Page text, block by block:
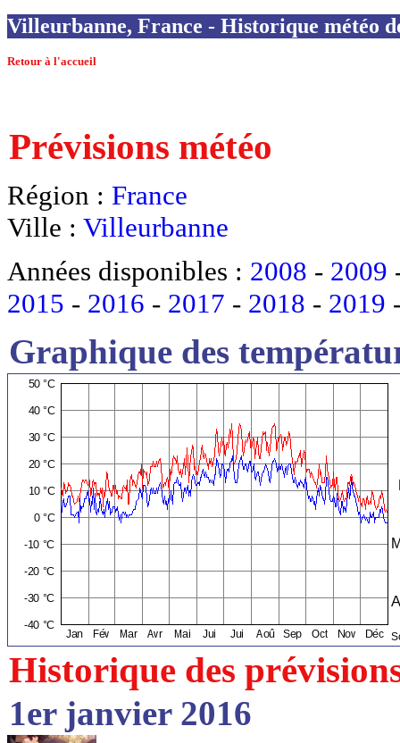
Villeurbanne, France - Historique météo
Retour à l'accueil
Prévisions météo
Région : France
Ville : Villeurbanne
Années disponibles : 2008 - 2009
2015 - 2016 - 2017 - 2018 - 2019
Graphique des
Historique des
1er janvier 2016